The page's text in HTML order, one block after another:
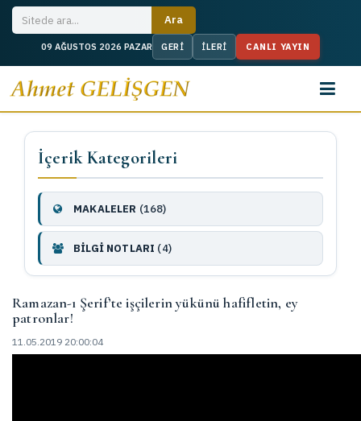
09 AĞUSTOS 2026 PAZAR CANLI YAYIN
İçerik Kategorileri
MAKALELER (168)
BİLGİ NOTLARI (4)
Ramazan-ı Şerif’te işçilerin yükünü hafifletin, ey
patronlar!
11.05.2019 20:00:04